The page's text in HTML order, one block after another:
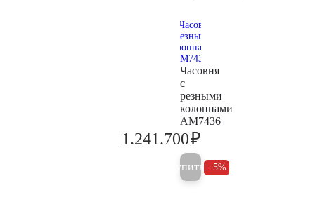
Часовня
с
резными
колоннами
AM7436
1.241.700₽
Купить 5%